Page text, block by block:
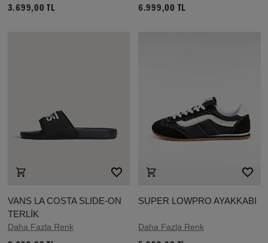
3.699,00 TL 6.999,00 TL
VANS LA COSTA SLIDE-ON
TERLİK
Daha Fazla Renk
SUPER LOWPRO AYAKKABI
Daha Fazla Renk